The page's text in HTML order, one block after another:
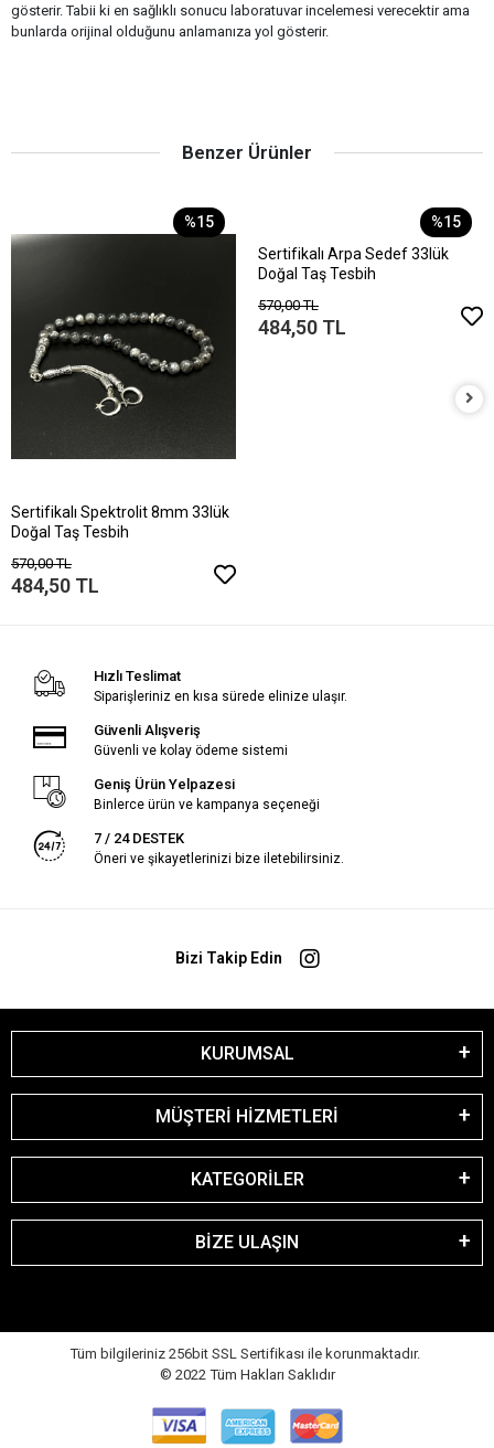
gösterir. Tabii ki en sağlıklı sonucu laboratuvar incelemesi verecektir ama
bunlarda orijinal olduğunu anlamanıza yol gösterir.
Benzer Ürünler
%15
Sertifikalı Spektrolit 8mm 33lük
Doğal Taş Tesbih
570,00 TL
484,50 TL
%15
Sertifikalı Arpa Sedef 33lük
Doğal Taş Tesbih
570,00 TL
484,50 TL
Hızlı Teslimat
Siparişleriniz en kısa sürede elinize ulaşır.
Güvenli Alışveriş
Güvenli ve kolay ödeme sistemi
Geniş Ürün Yelpazesi
Binlerce ürün ve kampanya seçeneği
7 / 24 DESTEK
Öneri ve şikayetlerinizi bize iletebilirsiniz.
Bizi Takip Edin
KURUMSAL
MÜŞTERİ HİZMETLERİ
KATEGORİLER
BİZE ULAŞIN
Tüm bilgileriniz 256bit SSL Sertifikası ile korunmaktadır.
© 2022 Tüm Hakları Saklıdır